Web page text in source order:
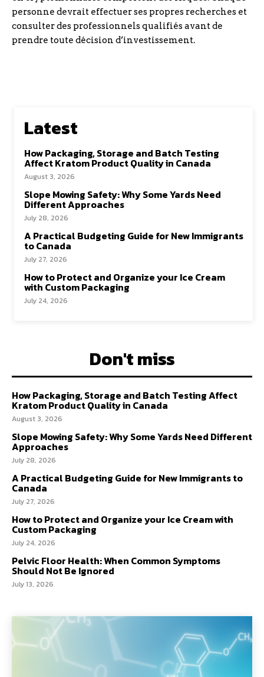
personne devrait effectuer ses propres recherches et
consulter des professionnels qualifiés avant de
prendre toute décision d’investissement.
Latest
How Packaging, Storage and Batch Testing
Affect Kratom Product Quality in Canada
August 3, 2026
Slope Mowing Safety: Why Some Yards Need
Different Approaches
July 28, 2026
A Practical Budgeting Guide for New Immigrants
to Canada
July 27, 2026
How to Protect and Organize your Ice Cream
with Custom Packaging
July 24, 2026
Don't miss
How Packaging, Storage and Batch Testing Affect
Kratom Product Quality in Canada
August 3, 2026
Slope Mowing Safety: Why Some Yards Need Different
Approaches
July 28, 2026
A Practical Budgeting Guide for New Immigrants to
Canada
July 27, 2026
How to Protect and Organize your Ice Cream with
Custom Packaging
July 24, 2026
Pelvic Floor Health: When Common Symptoms
Should Not Be Ignored
July 13, 2026